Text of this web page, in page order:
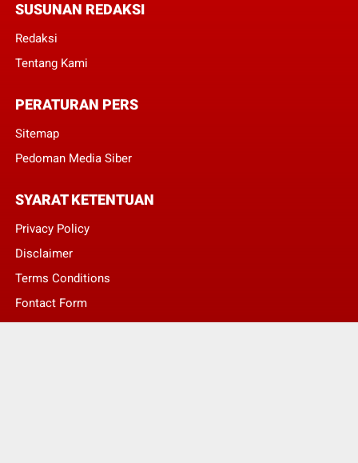
SUSUNAN REDAKSI
Redaksi
Tentang Kami
PERATURAN PERS
Sitemap
Pedoman Media Siber
SYARAT KETENTUAN
Privacy Policy
Disclaimer
Terms Conditions
Fontact Form